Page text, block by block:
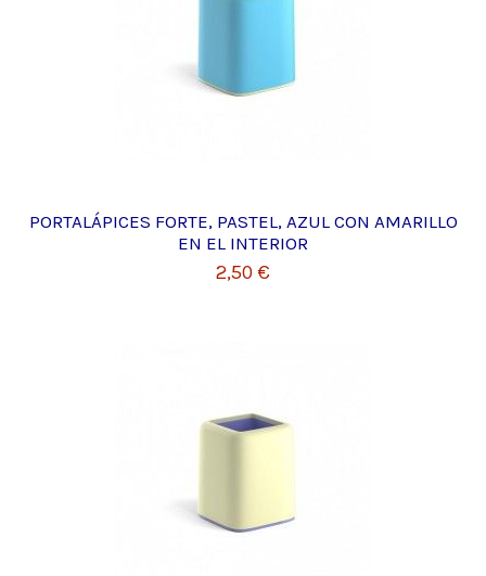
PORTALÁPICES FORTE, PASTEL, AZUL CON AMARILLO
EN EL INTERIOR
2,50 €